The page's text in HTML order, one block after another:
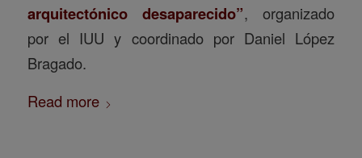
arquitectónico desaparecido”, organizado
por el IUU y coordinado por Daniel López
Bragado.
Read more